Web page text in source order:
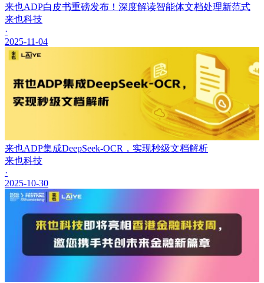
来也ADP白皮书重磅发布！深度解读智能体文档处理新范式
来也科技
·
2025-11-04
来也ADP集成DeepSeek-OCR，实现秒级文档解析
来也科技
·
2025-10-30